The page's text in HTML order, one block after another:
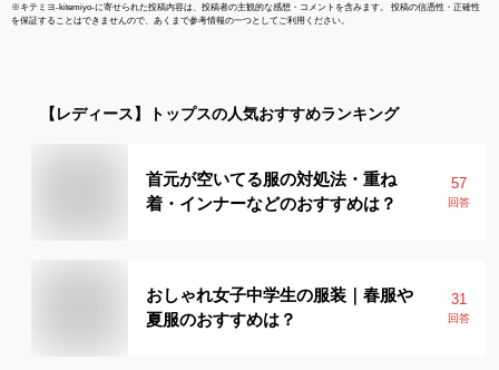
※キテミヨ-kitemiyo-に寄せられた投稿内容は、投稿者の主観的な感想・コメントを含みます。 投稿の信憑性・正確性
を保証することはできませんので、あくまで参考情報の一つとしてご利用ください。
【レディース】 トップスの人気おすすめランキング
首元が空いてる服の対処法・重ね
着・インナーなどのおすすめは？
57
回答
おしゃれ女子中学生の服装｜春服や
夏服のおすすめは？
31
回答